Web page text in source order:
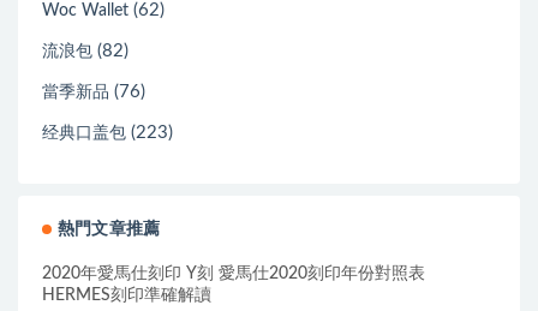
Woc Wallet (62)
流浪包 (82)
當季新品 (76)
经典口盖包 (223)
熱門文章推薦
2020年愛馬仕刻印 Y刻 愛馬仕2020刻印年份對照表
HERMES刻印準確解讀